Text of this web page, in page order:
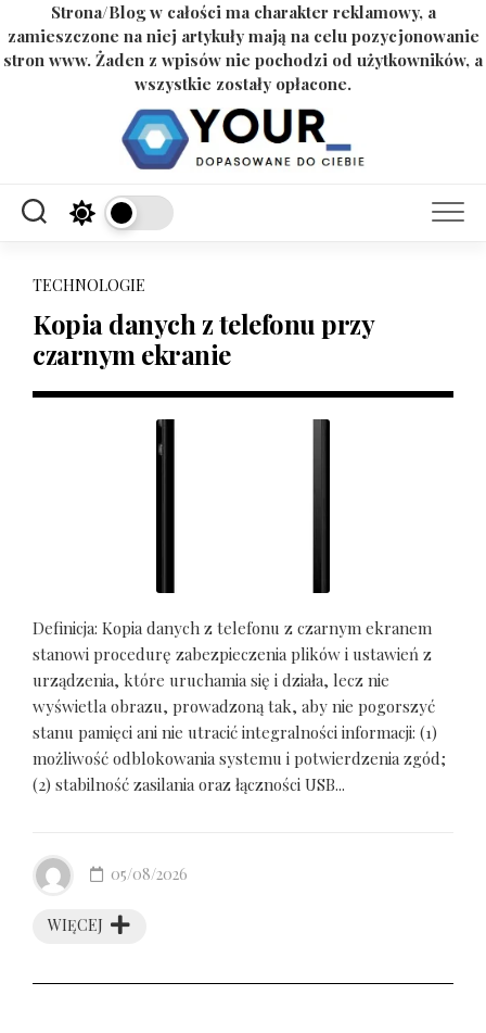
Strona/Blog w całości ma charakter reklamowy, a
zamieszczone na niej artykuły mają na celu pozycjonowanie
stron www. Żaden z wpisów nie pochodzi od użytkowników, a
wszystkie zostały opłacone.
TECHNOLOGIE
Kopia danych z telefonu przy
czarnym ekranie
Definicja: Kopia danych z telefonu z czarnym ekranem
stanowi procedurę zabezpieczenia plików i ustawień z
urządzenia, które uruchamia się i działa, lecz nie
wyświetla obrazu, prowadzoną tak, aby nie pogorszyć
stanu pamięci ani nie utracić integralności informacji: (1)
możliwość odblokowania systemu i potwierdzenia zgód;
(2) stabilność zasilania oraz łączności USB...
WIĘCEJ
05/08/2026